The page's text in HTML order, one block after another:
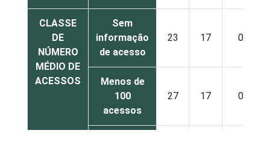
CLASSE
DE
NÚMERO
MÉDIO DE
ACESSOS
Sem
informação
de acesso
23 17 0
Menos de
100
acessos
27 17 0